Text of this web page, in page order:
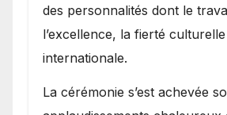
des personnalités dont le
l’excellence, la fierté culturelle
internationale.
​La cérémonie s’est achevée